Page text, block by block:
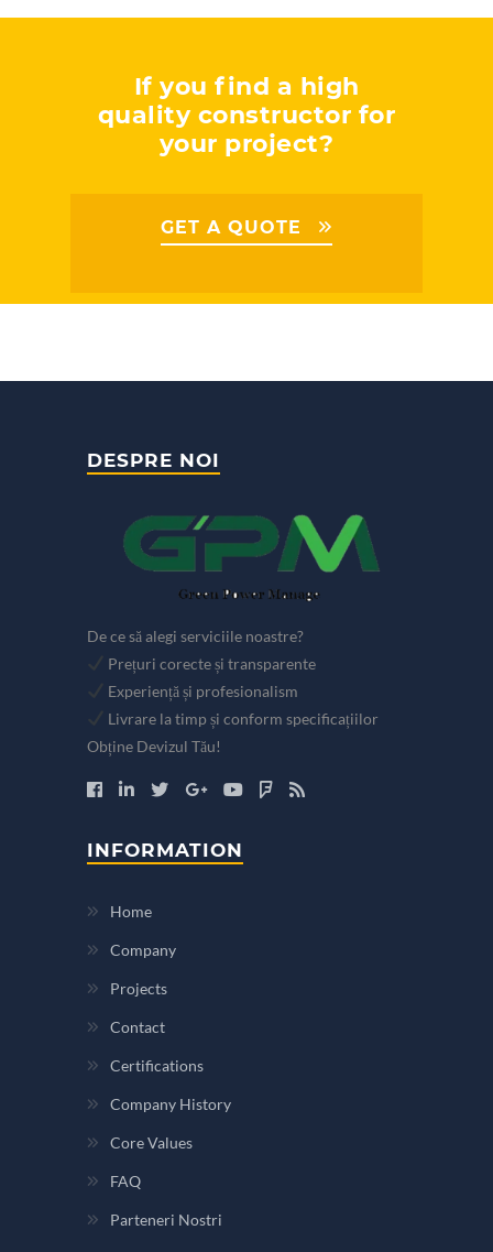
If you find a high
quality constructor for
your project?
GET A QUOTE
DESPRE NOI
De ce să alegi serviciile noastre?
Prețuri corecte și transparente
Experiență și profesionalism
Livrare la timp și conform specificațiilor
Obține Devizul Tău!
INFORMATION
Home
Company
Projects
Contact
Certifications
Company History
Core Values
FAQ
Parteneri Nostri